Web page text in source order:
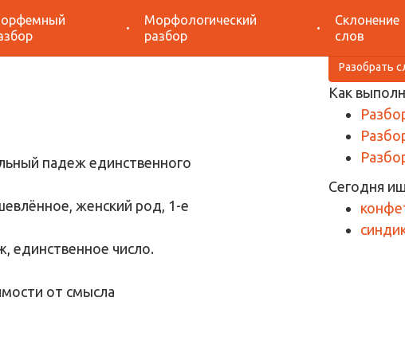
Морфологический
разбор
Склонение
слов
падеж единственного
женский род, 1-е
единственное число.
от смысла
Разобрать
Как
Сегодня